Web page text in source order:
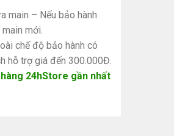
main – Nếu bảo hành
mới.
chế độ bảo hành có
hỗ trợ giá đến 300.000Đ.
24hStore gần nhất